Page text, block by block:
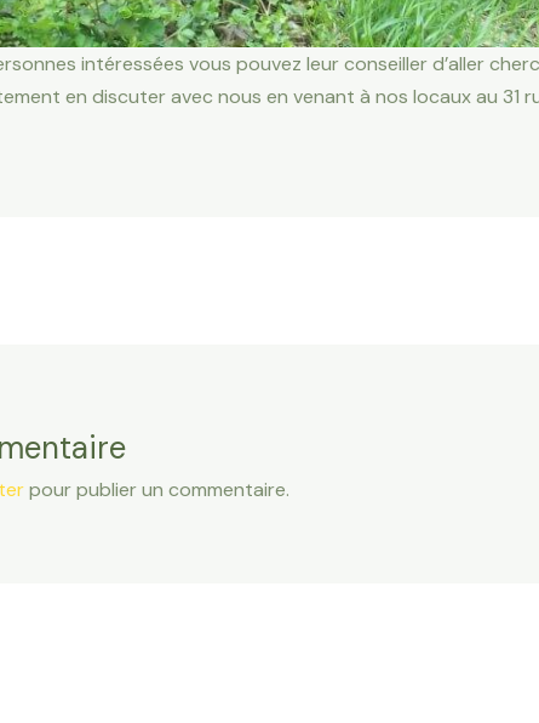
intéressées vous pouvez leur conseiller d’aller
en discuter avec nous en venant à nos locaux au 31
pour publier un commentaire.